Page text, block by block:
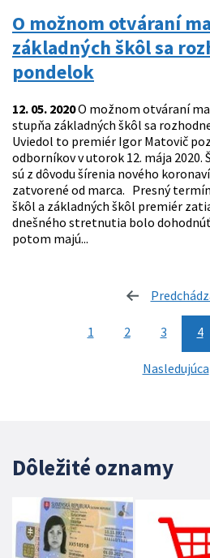
O možnom otváraní
základných škôl sa
pondelok
12. 05. 2020O možnom otváraní
stupňa základných škôl sa
Uviedol to premiér Igor Matovič
odborníkov v utorok 12. mája 2020.
sú z dôvodu šírenia nového
zatvorené od marca. Presný
škôl a základných škôl premiér
dnešného stretnutia bolo
potom majú...
1 2 3 4
Nasledujúca
Dôležité oznamy